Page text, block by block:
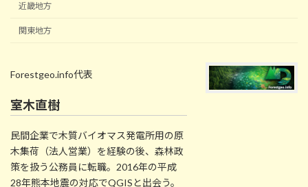
近畿地方
関東地方
Forestgeo.info代表
室木直樹
民間企業で木質バイオマス発電所用の原
木集荷（法人営業）を経験の後、森林政
策を扱う公務員に転職。2016年の平成
28年熊本地震の対応でQGISと出会う。